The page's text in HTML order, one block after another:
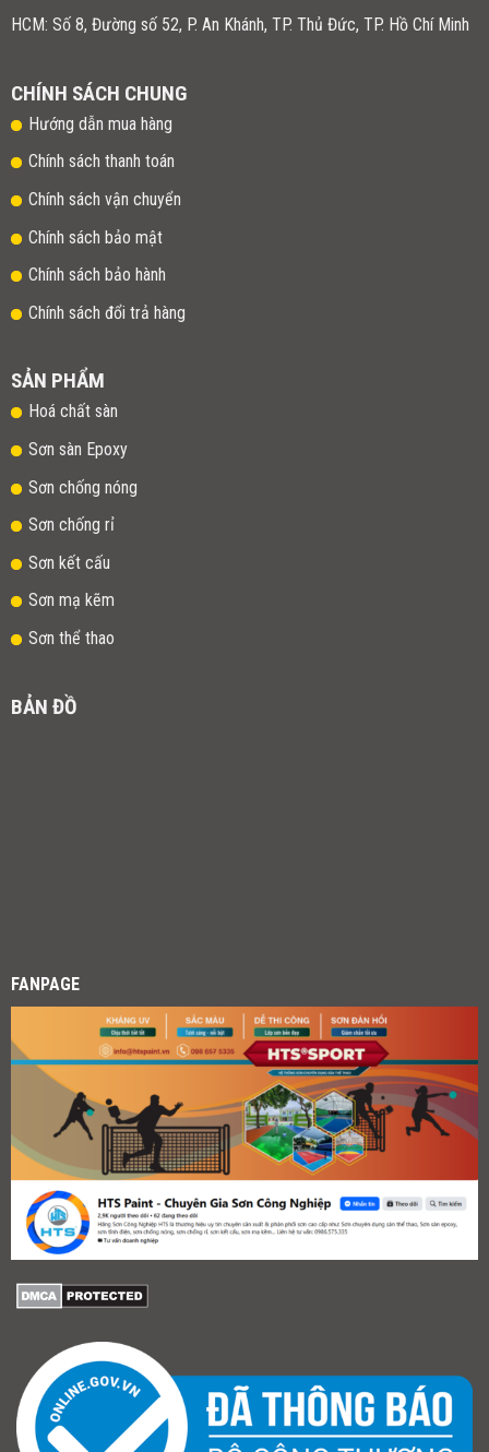
HCM: Số 8, Đường số 52, P. An Khánh, TP. Thủ Đức, TP. Hồ Chí Minh
CHÍNH SÁCH CHUNG
Hướng dẫn mua hàng
Chính sách thanh toán
Chính sách vận chuyển
Chính sách bảo mật
Chính sách bảo hành
Chính sách đổi trả hàng
SẢN PHẨM
Hoá chất sàn
Sơn sàn Epoxy
Sơn chống nóng
Sơn chống rỉ
Sơn kết cấu
Sơn mạ kẽm
Sơn thể thao
BẢN ĐỒ
FANPAGE